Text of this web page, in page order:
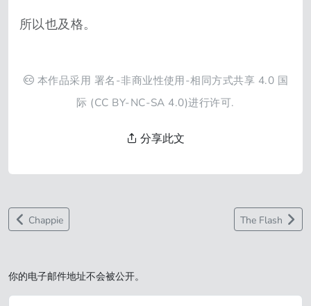
所以也及格。
本作品采用 署名-非商业性使用-相同方式共享 4.0 国
际 (CC BY-NC-SA 4.0)进行许可.
分享此文
Chappie The Flash
你的电子邮件地址不会被公开。